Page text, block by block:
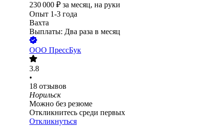
230 000 ₽ за месяц, на руки
Опыт 1-3 года
Вахта
Выплаты: Два раза в месяц
ООО ПрессБук
3.8
•
18 отзывов
Норильск
Можно без резюме
Откликнитесь среди первых
Откликнуться